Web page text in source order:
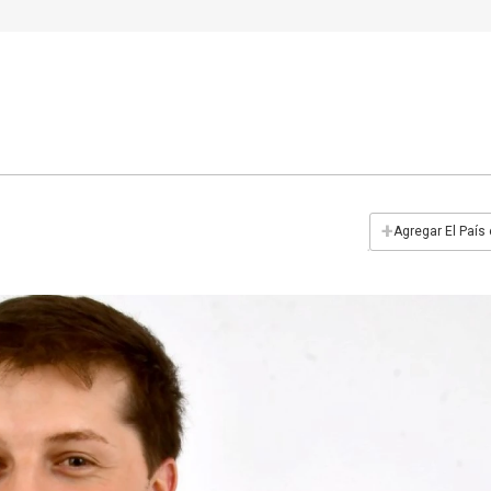
+Agregar El País